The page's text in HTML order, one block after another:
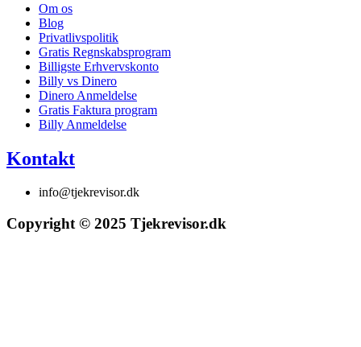
Om os
Blog
Privatlivspolitik
Gratis Regnskabsprogram
Billigste Erhvervskonto
Billy vs Dinero
Dinero Anmeldelse
Gratis Faktura program
Billy Anmeldelse
Kontakt
info@tjekrevisor.dk
Copyright © 2025 Tjekrevisor.dk